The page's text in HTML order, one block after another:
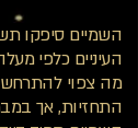
השמיים סיפקו
העיניים כלפי
מה צפוי
התחזיות, אך